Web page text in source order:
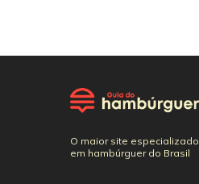
O maior site especializado
em hambúrguer do Brasil